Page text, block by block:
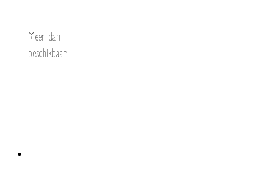
Meer dan
beschikbaar